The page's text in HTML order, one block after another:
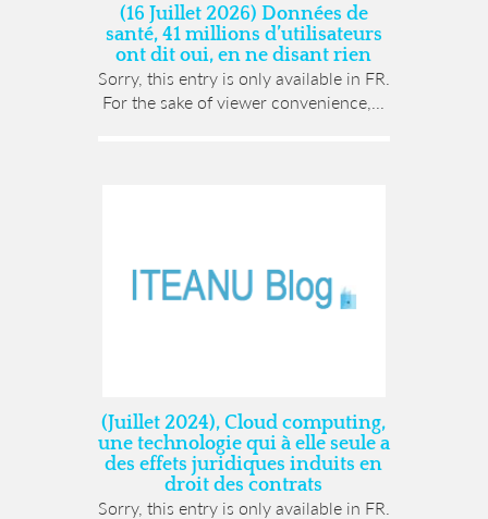
(16 Juillet 2026) Données de
santé, 41 millions d’utilisateurs
ont dit oui, en ne disant rien
Sorry, this entry is only available in FR.
For the sake of viewer convenience,...
(Juillet 2024), Cloud computing,
une technologie qui à elle seule a
des effets juridiques induits en
droit des contrats
Sorry, this entry is only available in FR.